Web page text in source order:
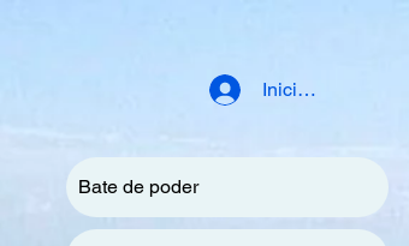
Bate de poder
Iniciar sesión